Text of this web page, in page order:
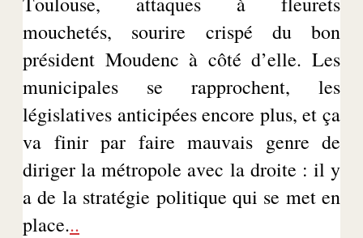
mouchetés, sourire crispé du bon
président Moudenc à côté d’elle. Les
municipales se rapprochent, les
législatives anticipées encore plus, et ça
va finir par faire mauvais genre de
diriger la métropole avec la droite : il y
a de la stratégie politique qui se met en
place...